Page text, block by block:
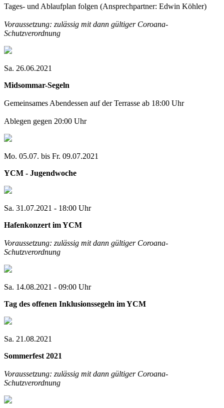
Tages- und Ablaufplan folgen (Ansprechpartner: Edwin Köhler)
Voraussetzung: zulässig mit dann gültiger Coroana-
Schutzverordnung
Sa. 26.06.2021
Midsommar-Segeln
Gemeinsames Abendessen auf der Terrasse ab 18:00 Uhr
Ablegen gegen 20:00 Uhr
Mo. 05.07. bis Fr. 09.07.2021
YCM - Jugendwoche
Sa. 31.07.2021 - 18:00 Uhr
Hafenkonzert im YCM
Voraussetzung: zulässig mit dann gültiger Coroana-
Schutzverordnung
Sa. 14.08.2021 - 09:00 Uhr
Tag des offenen Inklusionssegeln im YCM
Sa. 21.08.2021
Sommerfest 2021
Voraussetzung: zulässig mit dann gültiger Coroana-
Schutzverordnung